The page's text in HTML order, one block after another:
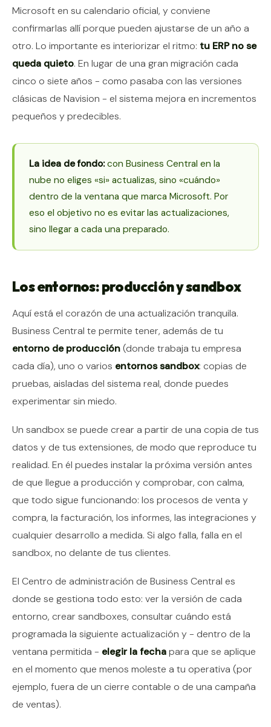
Microsoft en su calendario oficial, y conviene
confirmarlas allí porque pueden ajustarse de un año a
otro. Lo importante es interiorizar el ritmo: tu ERP no se
queda quieto. En lugar de una gran migración cada
cinco o siete años - como pasaba con las versiones
clásicas de Navision - el sistema mejora en incrementos
pequeños y predecibles.
La idea de fondo:con Business Central en la
nube no eliges «si» actualizas, sino «cuándo»
dentro de la ventana que marca Microsoft. Por
eso el objetivo no es evitar las actualizaciones,
sino llegar a cada una preparado.
Los entornos: producción y sandbox
Aquí está el corazón de una actualización tranquila.
Business Central te permite tener, además de tu
entorno de producción(donde trabaja tu empresa
cada día), uno o varios entornos sandbox: copias de
pruebas, aisladas del sistema real, donde puedes
experimentar sin miedo.
Un sandbox se puede crear a partir de una copia de tus
datos y de tus extensiones, de modo que reproduce tu
realidad. En él puedes instalar la próxima versión antes
de que llegue a producción y comprobar, con calma,
que todo sigue funcionando: los procesos de venta y
compra, la facturación, los informes, las integraciones y
cualquier desarrollo a medida. Si algo falla, falla en el
sandbox, no delante de tus clientes.
El Centro de administración de Business Central es
donde se gestiona todo esto: ver la versión de cada
entorno, crear sandboxes, consultar cuándo está
programada la siguiente actualización y - dentro de la
ventana permitida - elegir la fechapara que se aplique
en el momento que menos moleste a tu operativa (por
ejemplo, fuera de un cierre contable o de una campaña
de ventas).